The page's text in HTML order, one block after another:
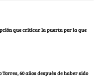
que criticar la puerta por la que
60 años después de haber sido